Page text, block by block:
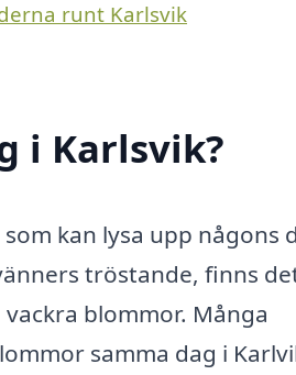
runt Karlsvik
i Karlsvik?
kan lysa upp någons
tröstande, finns
blommor. Många
samma dag i